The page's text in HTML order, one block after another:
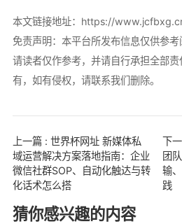
本文链接地址： https://
免责声明：本平台所发布信息仅供参考
请读者仅作参考，并请自行承担全部
有，如有侵权，请联系我们删除。
上一篇 : 世界杯网址 新媒体私
域运营解决方案落地指南：企业
微信社群SOP、自动化触达与转
化话术怎么搭
下
团
输
践
猜你感兴趣的内容